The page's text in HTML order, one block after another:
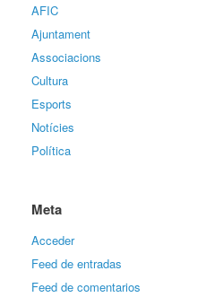
AFIC
Ajuntament
Associacions
Cultura
Esports
Notícies
Política
Meta
Acceder
Feed de entradas
Feed de comentarios